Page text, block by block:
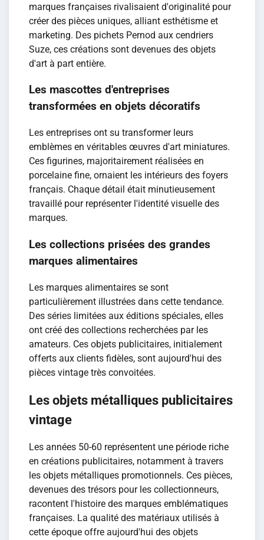
marques françaises rivalisaient d'originalité pour
créer des pièces uniques, alliant esthétisme et
marketing. Des pichets Pernod aux cendriers
Suze, ces créations sont devenues des objets
d'art à part entière.
Les mascottes d'entreprises
transformées en objets décoratifs
Les entreprises ont su transformer leurs
emblèmes en véritables œuvres d'art miniatures.
Ces figurines, majoritairement réalisées en
porcelaine fine, ornaient les intérieurs des foyers
français. Chaque détail était minutieusement
travaillé pour représenter l'identité visuelle des
marques.
Les collections prisées des grandes
marques alimentaires
Les marques alimentaires se sont
particulièrement illustrées dans cette tendance.
Des séries limitées aux éditions spéciales, elles
ont créé des collections recherchées par les
amateurs. Ces objets publicitaires, initialement
offerts aux clients fidèles, sont aujourd'hui des
pièces vintage très convoitées.
Les objets métalliques publicitaires
vintage
Les années 50-60 représentent une période riche
en créations publicitaires, notamment à travers
les objets métalliques promotionnels. Ces pièces,
devenues des trésors pour les collectionneurs,
racontent l'histoire des marques emblématiques
françaises. La qualité des matériaux utilisés à
cette époque offre aujourd'hui des objets